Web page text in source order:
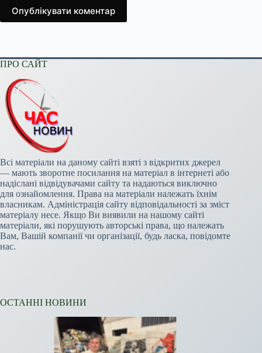
Опублікувати коментар
ПРО САЙТ
Всі матеріали на даному сайті взяті з відкритих джерел
— мають зворотне посилання на матеріал в інтернеті або
надіслані відвідувачами сайту та надаються виключно
для ознайомлення. Права на матеріали належать їхнім
власникам. Адміністрація сайту відповідальності за зміст
матеріалу несе. Якщо Ви виявили на нашому сайті
матеріали, які порушують авторські права, що належать
Вам, Вашій компанії чи організації, будь ласка, повідомте
нас.
ОСТАННІ НОВИНИ